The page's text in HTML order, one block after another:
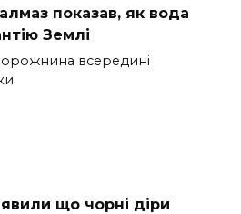
показав, як вода
Землі
всередині
що чорні діри